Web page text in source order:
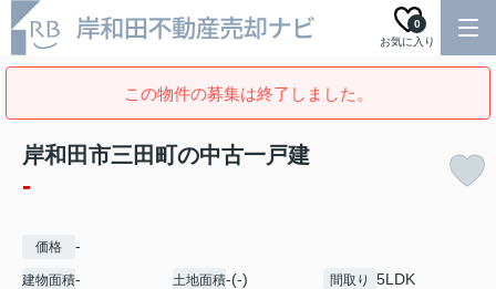
お気に入り
0
この物件の募集は終了しました。
岸和田市三田町の中古一戸建
-
価格 -
建物面積- 土地面積-(-) 間取り 5LDK